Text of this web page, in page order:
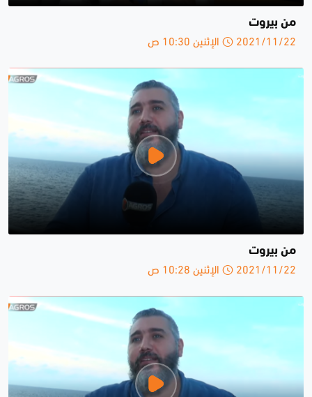
من بيروت
2021/11/22 الإثنين 10:30 ص
من بيروت
2021/11/22 الإثنين 10:28 ص